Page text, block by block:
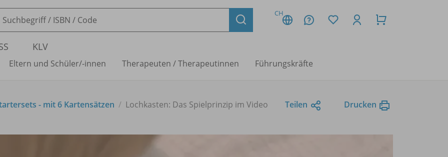
CH
KLV
Eltern und Schüler/-innen Therapeuten /Therapeutinnen Führungskräfte
- mit 6 Kartensätzen Lochkasten: Das Spielprinzip im Video Teilen Drucken